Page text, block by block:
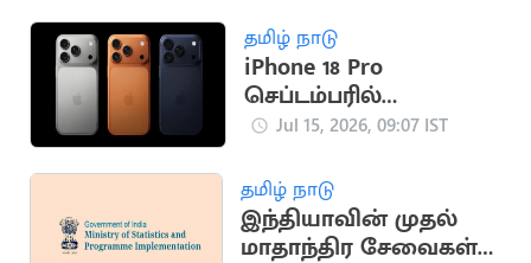
நோட்டீஸ்
தமிழ் நாடு
iPhone 18 Pro
செப்டம்பரில்
அறிமுகமாக வாய்ப்பு
Jul 15, 2026, 09:07 IST
தமிழ் நாடு
இந்தியாவின் முதல்
மாதாந்திர சேவைகள்